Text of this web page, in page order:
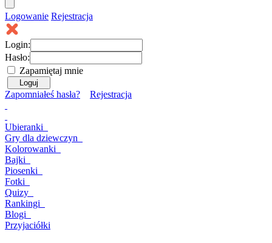
Logowanie Rejestracja
Login:
Hasło:
Zapamiętaj mnie
Zapomniałeś hasła? Rejestracja
Ubieranki
Gry dla dziewczyn
Kolorowanki
Bajki
Piosenki
Fotki
Quizy
Rankingi
Blogi
Przyjaciółki